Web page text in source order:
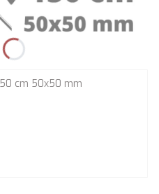
cm 50x50 mm